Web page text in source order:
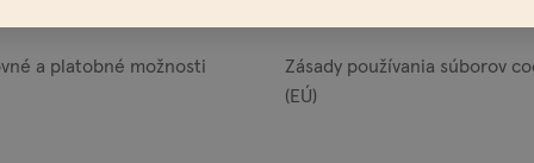
a platobné možnosti
Zásady používania súborov
(EÚ)